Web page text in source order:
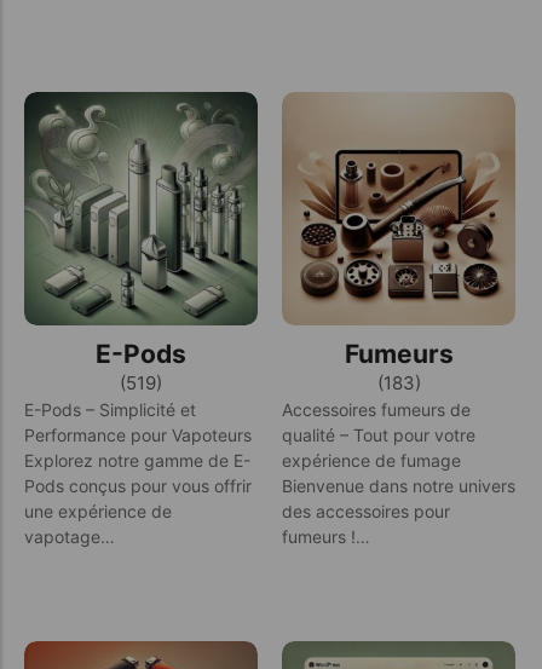
E-Pods
(519)
E-Pods – Simplicité et
Performance pour Vapoteurs
Explorez notre gamme de E-
Pods conçus pour vous offrir
une expérience de
vapotage…
Fumeurs
(183)
Accessoires fumeurs de
qualité – Tout pour votre
expérience de fumage
Bienvenue dans notre univers
des accessoires pour
fumeurs !…